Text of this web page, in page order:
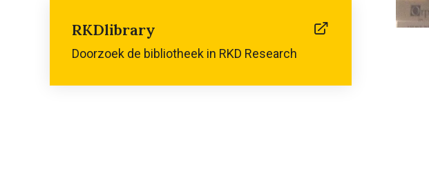
RKDlibrary
naar
website)
Doorzoek de bibliotheek in RKD Research